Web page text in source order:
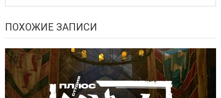
ПОХОЖИЕ ЗАПИСИ